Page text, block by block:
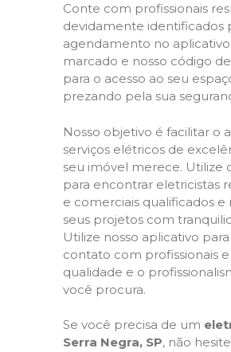
Conte com profissionais
devidamente identificados
agendamento no
marcado e nosso código
para o acesso ao seu
prezando pela sua
Nosso objetivo é facilitar o
serviços elétricos de
seu imóvel merece. Utilize
para encontrar eletricistas
e comerciais qualificados e
seus projetos com
Utilize nosso aplicativo
contato com profissionais
qualidade e o
você procura.
Se você precisa de um
Serra Negra, SP, não